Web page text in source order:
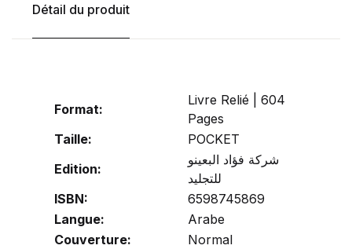
Détail du produit
Format:
Livre Relié | 604
Pages
Taille:
POCKET
Edition:
شركة فؤاد البعينو
للتجليد
ISBN:
6598745869
Langue:
Arabe
Couverture:
Normal